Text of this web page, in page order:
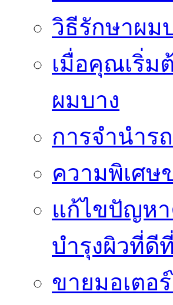
วิธีรักษาผม
เมื่อคุณเริ่ม
ผมบาง
การจำนำร
ความพิเศษ
แก้ไขปัญห
บำรุงผิวที่ดี
ขายมอเตอ